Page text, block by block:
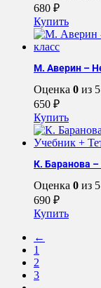
680 ₽
Купить
Оценка 0 из 5
650 ₽
Купить
Оценка 0 из 5
690 ₽
Купить
←
1
2
3